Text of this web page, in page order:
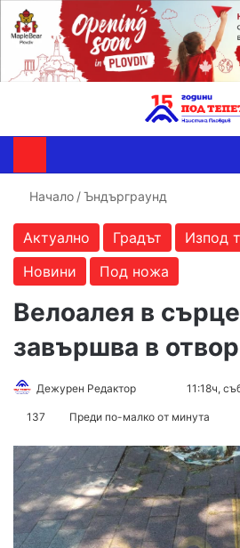
Начало /Ъндърграунд
Актуално Градът Изпод
Новини
Под ножа
Велоалея в
завършва в
Дежурен Редактор
l
o
w
o
n
d
a
n
e
m
11:18ч,
137 Преди по-малко от минута